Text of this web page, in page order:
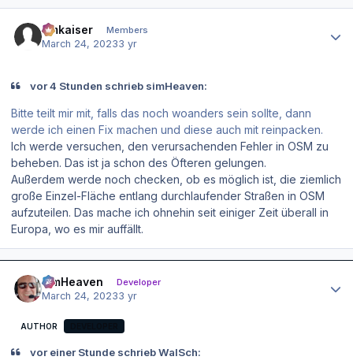
hmkaiser Members
March 24, 20233 yr
vor 4 Stunden schrieb simHeaven:
Bitte teilt mir mit, falls das noch woanders sein sollte, dann
werde ich einen Fix machen und diese auch mit reinpacken.
Ich werde versuchen, den verursachenden Fehler in OSM zu
beheben. Das ist ja schon des Öfteren gelungen.
Außerdem werde noch checken, ob es möglich ist, die ziemlich
große Einzel-Fläche entlang durchlaufender Straßen in OSM
aufzuteilen. Das mache ich ohnehin seit einiger Zeit überall in
Europa, wo es mir auffällt.
simHeaven Developer
March 24, 20233 yr
AUTHOR
vor einer Stunde schrieb WalSch: